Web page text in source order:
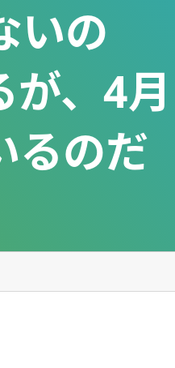
いの
が、4月
るのだ